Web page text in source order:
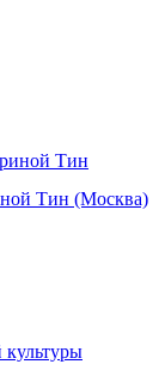
Тин (Москва)
культуры